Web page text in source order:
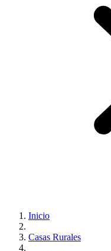
Inicio
Casas Rurales